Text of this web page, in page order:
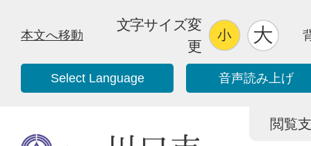
本文へ移動
文字サイズ変
更
Select Language 音声読み上げ
閲覧